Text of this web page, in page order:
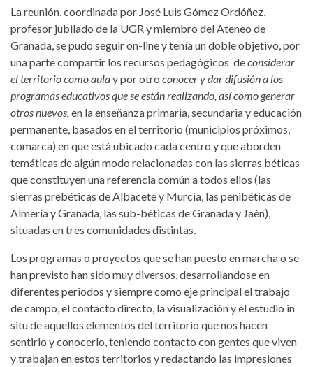
La reunión, coordinada por José Luis Gómez Ordóñez,
profesor jubilado de la UGR y miembro del Ateneo de
Granada, se pudo seguir on-line y tenía un doble objetivo, por
una parte compartir los recursos pedagógicos deconsiderar
el territorio como aulay por otro conocer y dar difusión a los
programas educativos que se están realizando, así como generar
otros nuevos, en la enseñanza primaria, secundaria y educación
permanente, basados en el territorio (municipios próximos,
comarca) en que está ubicado cada centro y que aborden
temáticas de algún modo relacionadas con las sierras béticas
que constituyen una referencia común a todos ellos (las
sierras prebéticas de Albacete y Murcia, las penibéticas de
Almería y Granada, las sub-béticas de Granada y Jaén),
situadas en tres comunidades distintas.
Los programas o proyectos que se han puesto en marcha o se
han previsto han sido muy diversos, desarrollandose en
diferentes periodos y siempre como eje principal el trabajo
de campo, el contacto directo, la visualización y el estudio in
situ de aquellos elementos del territorio que nos hacen
sentirlo y conocerlo, teniendo contacto con gentes que viven
y trabajan en estos territorios y redactando las impresiones